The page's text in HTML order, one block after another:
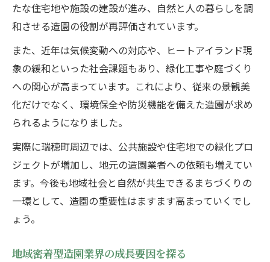
造園依頼を成功させる瑞穂町でのポイント
造園業者選びで重視すべき信頼性と実績
造園依頼時に確認したいサービス内容とは
見積もり比較でわかる造園費用の目安と注
意点
造園依頼時に役立つ口コミと評価の見極め
方
造園業界で依頼前に知っておきたい契約の
流れ
地域の緑化を支える造園の役割と発展
造園が地域緑化に果たす社会的役割を解説
環境美化を推進する造園活動の実態とは
たな住宅地や施設の建設が進み、自然と人の暮らしを調
和させる造園の役割が再評価されています。
また、近年は気候変動への対応や、ヒートアイランド現
象の緩和といった社会課題もあり、緑化工事や庭づくり
への関心が高まっています。これにより、従来の景観美
化だけでなく、環境保全や防災機能を備えた造園が求め
られるようになりました。
実際に瑞穂町周辺では、公共施設や住宅地での緑化プロ
ジェクトが増加し、地元の造園業者への依頼も増えてい
ます。今後も地域社会と自然が共生できるまちづくりの
一環として、造園の重要性はますます高まっていくでし
ょう。
地域密着型造園業界の成長要因を探る